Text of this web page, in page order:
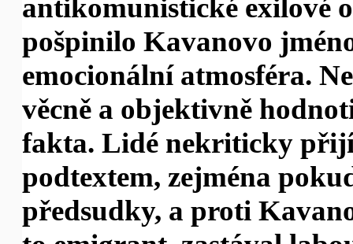
antikomunistické exilové
pošpinilo Kavanovo
emocionální atmosféra.
věcně a objektivně
fakta. Lidé nekriticky
podtextem, zejména
předsudky, a proti